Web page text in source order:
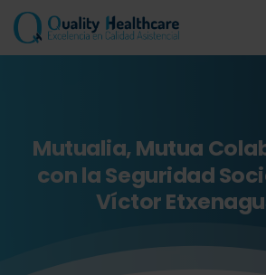
Mutualia,Mutua
conlaSeguridad
Víctor